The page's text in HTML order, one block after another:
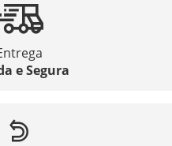
e Segura